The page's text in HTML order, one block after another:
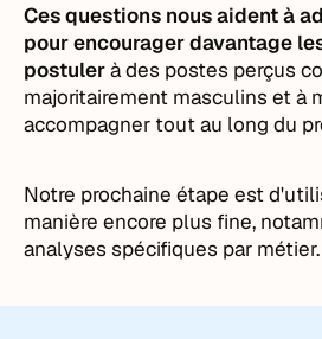
Ces questions nous aident à
pour encourager davantage
postulerà des postes perçus
majoritairement masculins et à
accompagner tout au long du
Notre prochaine étape est
manière encore plus fine,
analyses spécifiques par métier.